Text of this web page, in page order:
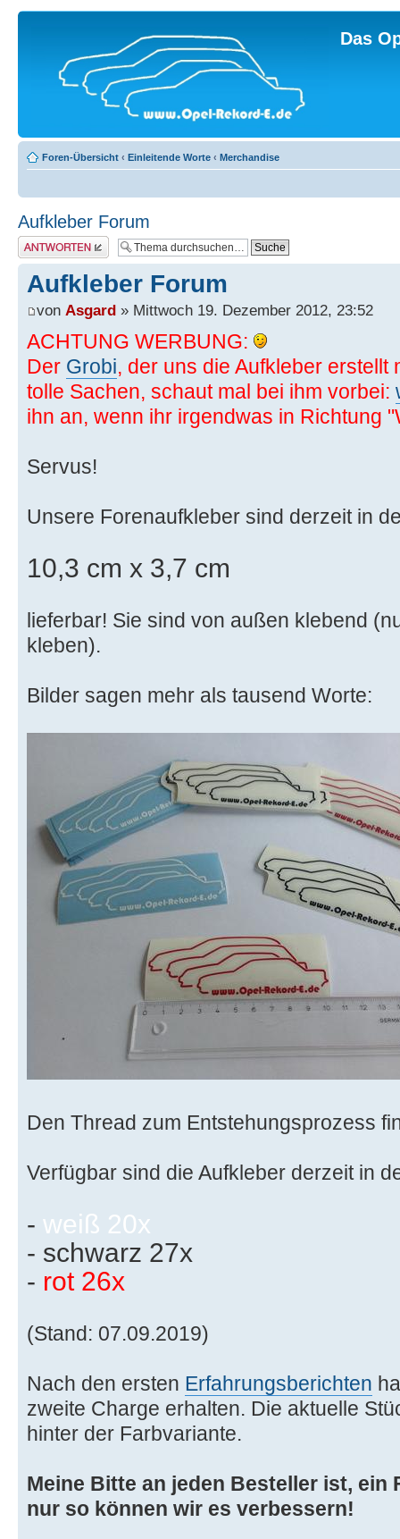
Das
Foren-Übersicht ‹ Einleitende Worte ‹ Merchandise
Aufkleber Forum
Antwort erstellen
Aufkleber Forum
von Asgard » Mittwoch 19. Dezember 2012, 23:52
ACHTUNG WERBUNG:
Der Grobi, der uns die Aufkleber erstellt
tolle Sachen, schaut mal bei ihm vorbei:
ihn an, wenn ihr irgendwas in Richtung
Servus!
Unsere Forenaufkleber sind derzeit in
10,3 cm x 3,7 cm
lieferbar! Sie sind von außen klebend
kleben).
Bilder sagen mehr als tausend Worte:
Den Thread zum Entstehungsprozess
Verfügbar sind die Aufkleber derzeit in
- weiß 20x
- schwarz 27x
- rot 26x
(Stand: 07.09.2019)
Nach den ersten Erfahrungsberichten
zweite Charge erhalten. Die aktuelle
hinter der Farbvariante.
Meine Bitte an jeden Besteller ist, ein
nur so können wir es verbessern!